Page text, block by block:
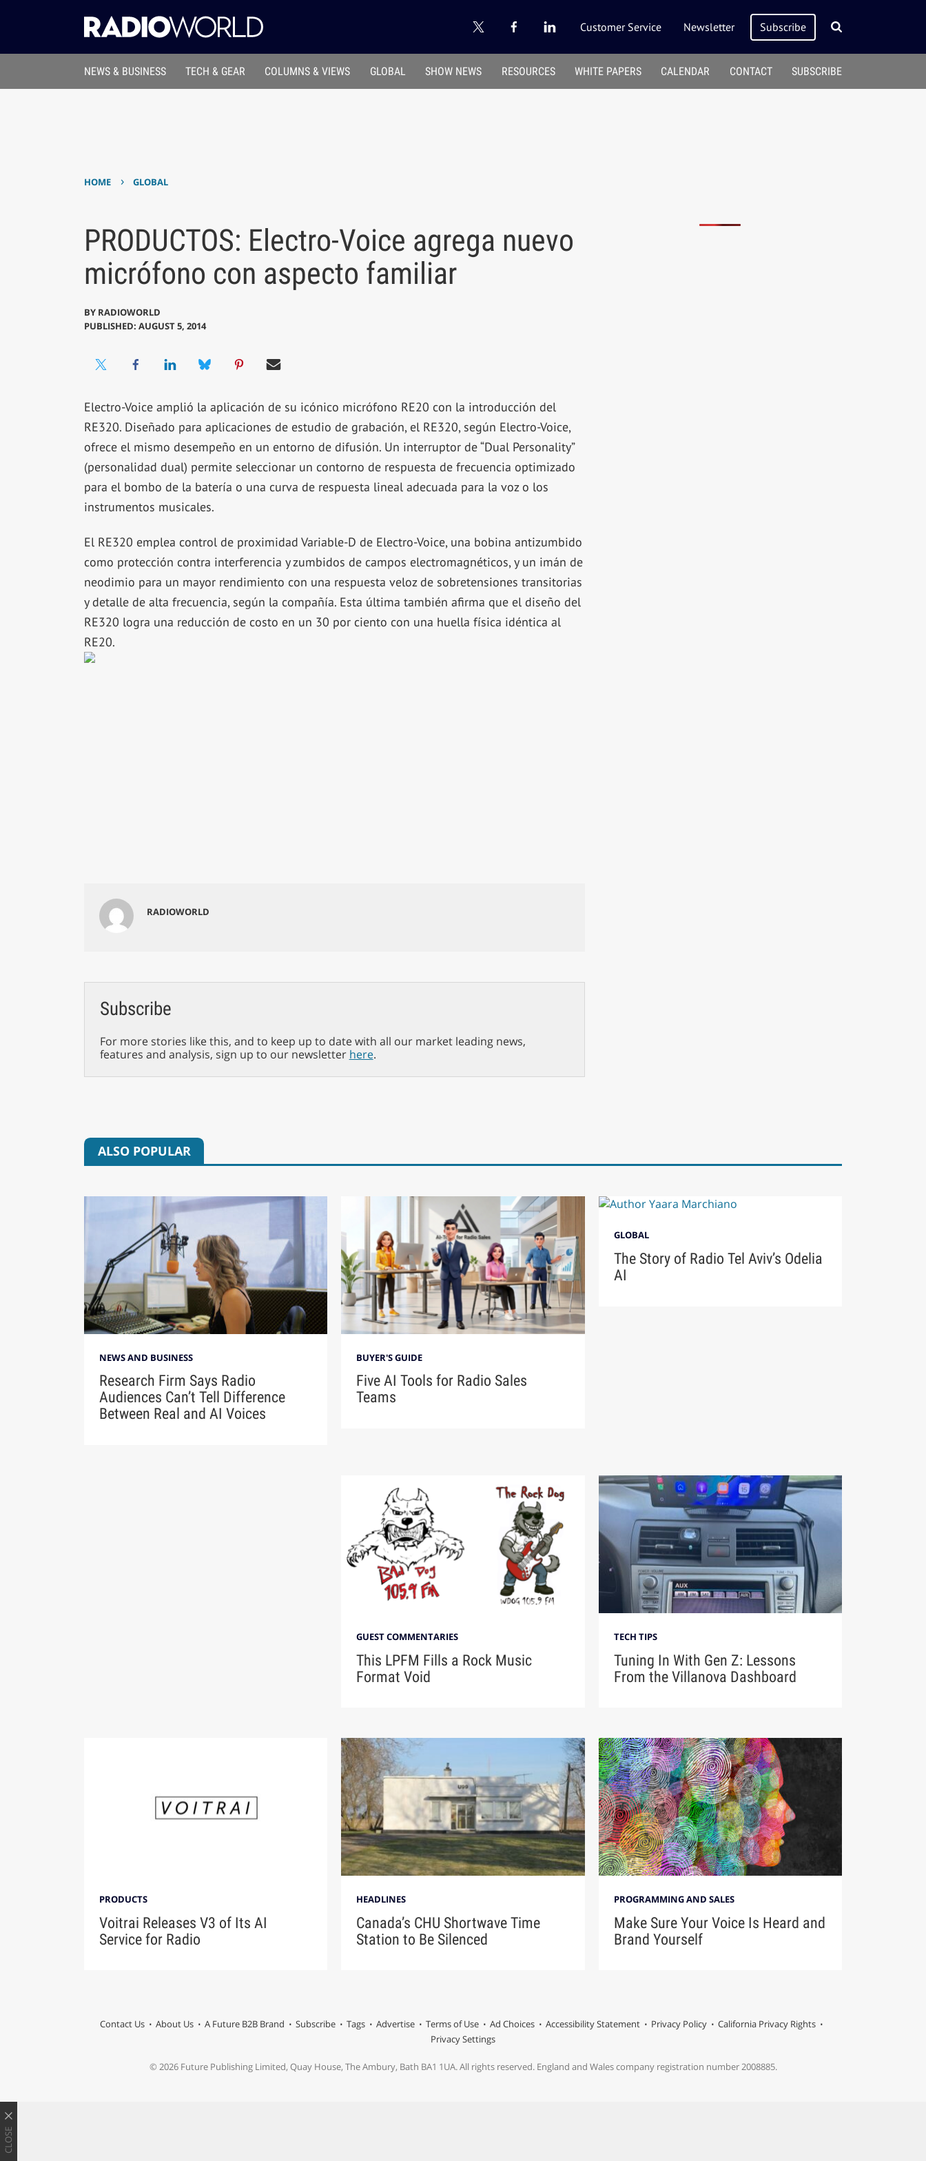
Customer Service Newsletter Subscribe
NEWS & BUSINESS TECH & GEAR COLUMNS & VIEWS GLOBAL SHOW NEWS RESOURCES WHITE PAPERS CALENDAR CONTACT SUBSCRIBE
HOME › GLOBAL
PRODUCTOS: Electro-Voice agrega nuevo
micrófono con aspecto familiar
BY RADIOWORLD
PUBLISHED: AUGUST 5, 2014
Electro-Voice amplió la aplicación de su icónico micrófono RE20 con la introducción del
RE320. Diseñado para aplicaciones de estudio de grabación, el RE320, según Electro-Voice,
ofrece el mismo desempeño en un entorno de difusión. Un interruptor de “Dual Personality”
(personalidad dual) permite seleccionar un contorno de respuesta de frecuencia optimizado
para el bombo de la batería o una curva de respuesta lineal adecuada para la voz o los
instrumentos musicales.
El RE320 emplea control de proximidad Variable-D de Electro-Voice, una bobina antizumbido
como protección contra interferencia y zumbidos de campos electromagnéticos, y un imán de
neodimio para un mayor rendimiento con una respuesta veloz de sobretensiones transitorias
y detalle de alta frecuencia, según la compañía. Esta última también afirma que el diseño del
RE320 logra una reducción de costo en un 30 por ciento con una huella física idéntica al
RE20.
RADIOWORLD
Subscribe
For more stories like this, and to keep up to date with all our market leading news,
features and analysis, sign up to our newsletter here.
ALSO POPULAR
NEWS AND BUSINESS
Research Firm Says Radio
Audiences Can’t Tell Difference
Between Real and AI Voices
BUYER'S GUIDE
Five AI Tools for Radio Sales
Teams
GLOBAL
The Story of Radio Tel Aviv’s Odelia
AI
GUEST COMMENTARIES
This LPFM Fills a Rock Music
Format Void
TECH TIPS
Tuning In With Gen Z: Lessons
From the Villanova Dashboard
PRODUCTS
Voitrai Releases V3 of Its AI
Service for Radio
HEADLINES
Canada’s CHU Shortwave Time
Station to Be Silenced
PROGRAMMING AND SALES
Make Sure Your Voice Is Heard and
Brand Yourself
Contact Us About Us A Future B2B Brand Subscribe Tags Advertise Terms of Use Ad Choices Accessibility Statement Privacy Policy
California Privacy Rights
Privacy Settings
© 2026 Future Publishing Limited, Quay House, The Ambury, Bath BA1 1UA. All rights reserved. England and Wales company registration number 2008885.
CLOSE